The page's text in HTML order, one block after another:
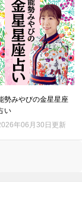
勢みやびの金星星座
い
年06月30日更新